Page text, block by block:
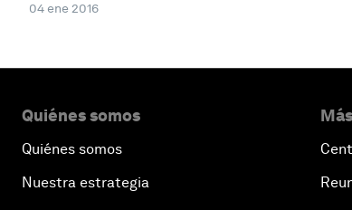
04 ene 2016
Quiénes somos
Quiénes somos
Nuestra estrategia